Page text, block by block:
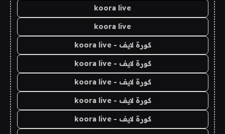
koora live
koora live
كورة لايف - koora live
كورة لايف - koora live
كورة لايف - koora live
كورة لايف - koora live
كورة لايف - koora live